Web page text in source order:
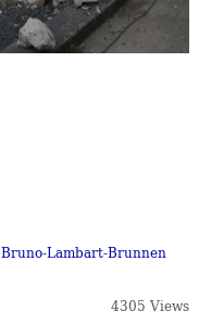
Bruno-Lambart-Brunnen
4305 Views